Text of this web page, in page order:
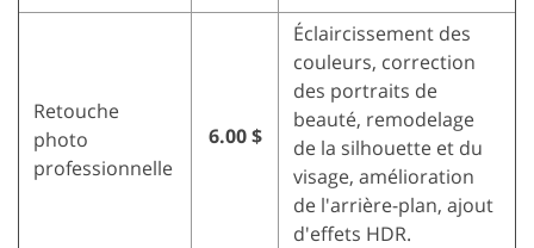
Retouche
photo
professionnelle
6.00 $
Éclaircissement des
couleurs, correction
des portraits de
beauté, remodelage
de la silhouette et du
visage, amélioration
de l'arrière-plan, ajout
d'effets HDR.